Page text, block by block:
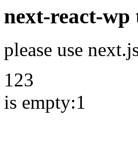
next-react-wp
please use
123
is empty:1